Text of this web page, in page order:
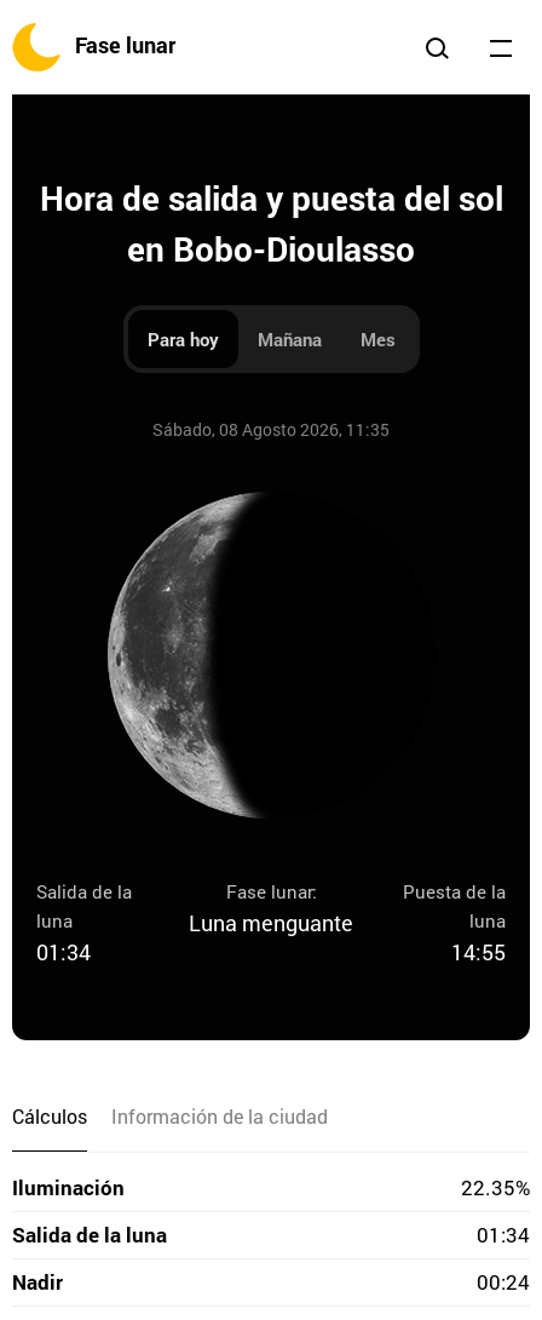
Fase lunar
Hora de salida y puesta del sol
en Bobo-Dioulasso
Para hoy Mañana Mes
Sábado, 08 Agosto 2026, 11:35
Salida de la
luna
01:34
Fase lunar:
Luna menguante
Puesta de la
luna
14:55
Cálculos Información de la ciudad
Iluminación
22.35%
Salida de la luna
01:34
Nadir
00:24